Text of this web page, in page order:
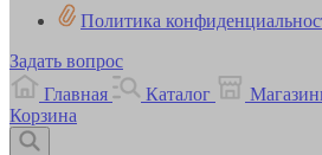
Политика
Задать вопрос
Главная
Каталог
Корзина